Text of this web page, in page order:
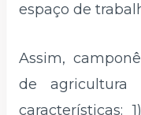
espaço de
Assim,
de
características: